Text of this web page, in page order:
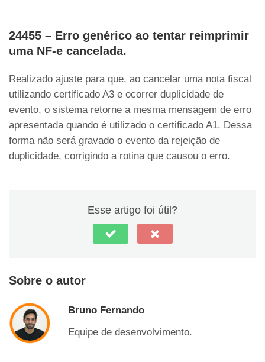
24455 – Erro genérico ao tentar reimprimir
uma NF-e cancelada.
Realizado ajuste para que, ao cancelar uma nota fiscal
utilizando certificado A3 e ocorrer duplicidade de
evento, o sistema retorne a mesma mensagem de erro
apresentada quando é utilizado o certificado A1. Dessa
forma não será gravado o evento da rejeição de
duplicidade, corrigindo a rotina que causou o erro.
Esse artigo foi útil?
Sobre o autor
Bruno Fernando
Equipe de desenvolvimento.